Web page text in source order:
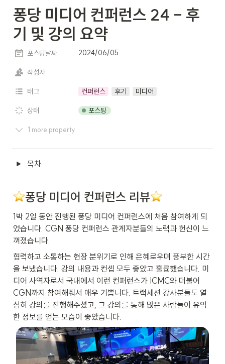
퐁당 미디어 컨퍼런스 24 - 후
기 및 강의 요약
포스팅날짜 2024/06/05
작성자
태그 컨퍼런스 후기 미디어
상태 포스팅
1 more property
목차
️퐁당 미디어 컨퍼런스 리뷰
1박 2일 동안 진행된 퐁당 미디어 컨퍼런스에 처음 참여하게 되
었습니다. CGN 퐁당 컨퍼런스 관계자분들의 노력과 헌신이 느
껴졌습니다.
협력하고 소통하는 현장 분위기로 인해 은혜로우며 풍부한 시간
을 보냈습니다. 강의 내용과 컨셉 모두 좋았고 훌륭했습니다. 미
디어 사역자로서 국내에서 이런 컨퍼런스가 ICMC와 더불어
CGN까지 참여해줘서 매우 기쁩니다. 트랙세션 강사분들도 열
심히 강의를 진행해주셨고, 그 강의를 통해 많은 사람들이 유익
한 정보를 얻는 모습이 좋았습니다.